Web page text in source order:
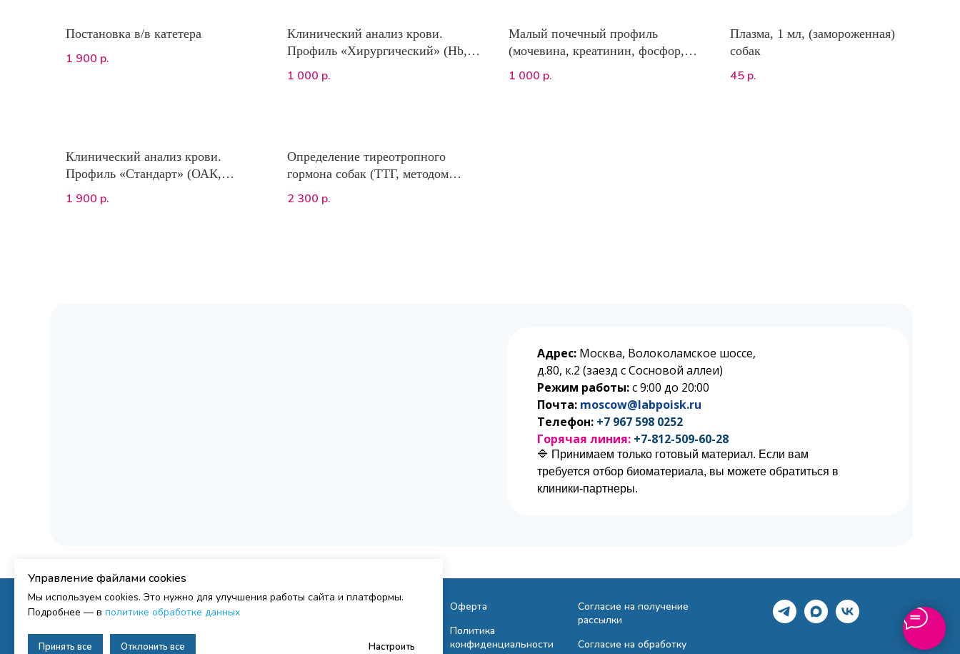
Постановка в/в катетера
1 900 р.
Клинический анализ крови.
Профиль «Хирургический» (Hb,
Ht, количество эритроцитов,
лейкоцитов и тромбоцитов –
1 000 р.
Малый почечный профиль
(мочевина, креатинин, фосфор,
калий)
1 000 р.
Плазма, 1 мл, (замороженная)
собак
45 р.
Клинический анализ крови.
Профиль «Стандарт» (ОАК,
морфология клеток)
1 900 р.
Определение тиреотропного
гормона собак (ТТГ, методом
иммунофлюоресценции, Vcheck)
2 300 р.
🔷 Принимаем только готовый материал. Если вам
требуется отбор биоматериала, вы можете обратиться в
клиники-партнеры.
Адрес: Москва, Волоколамское шоссе,
д.80, к.2 (заезд с Сосновой аллеи)
Режим работы:с 9:00 до 20:00
Почта: moscow@labpoisk.ru
Телефон: +7 967 598 0252
Горячая линия: +7-812-509-60-28
Исследования
Оферта
Политика
конфиденциальности
Согласие на получение
рассылки
Согласие на обработку
Управление файлами cookies
Мы используем cookies. Это нужно для улучшения работы сайта и платформы.
Подробнее — в политике обработке данных
Принять все Отклонить все Настроить